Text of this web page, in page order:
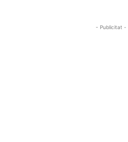
- Publicitat -